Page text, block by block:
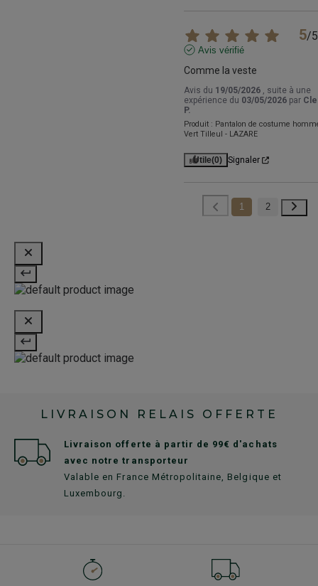
5/5
Avis vérifié
Comme la veste
Avis du 19/05/2026 , suite à une
expérience du 03/05/2026 par
P.
Produit : Pantalon de costume
Vert Tilleul - LAZARE
Utile(0) Signaler
1 2
LIVRAISON RELAIS OFFERTE
Livraison offerte à partir de 99€ d'achats
avec notre transporteur
Valable en France Métropolitaine, Belgique et
Luxembourg.